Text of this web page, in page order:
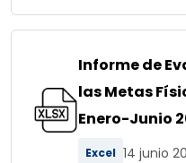
Informe de
las Metas
Enero-Junio
Excel 14 junio